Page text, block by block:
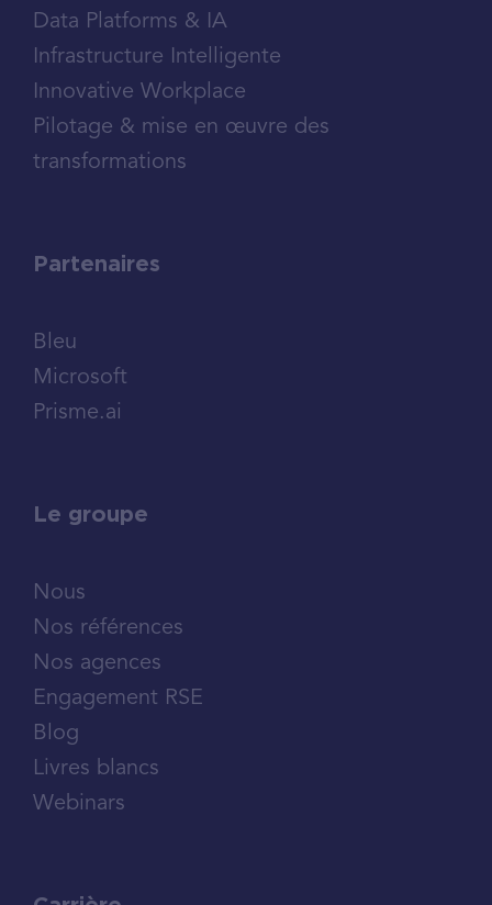
Data Platforms & IA
Infrastructure Intelligente
Innovative Workplace
Pilotage & mise en œuvre des
transformations
Partenaires
Bleu
Microsoft
Prisme.ai
Le groupe
Nous
Nos références
Nos agences
Engagement RSE
Blog
Livres blancs
Webinars